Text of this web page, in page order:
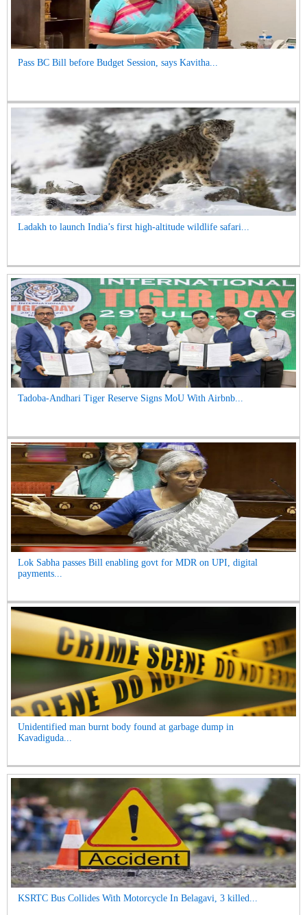
Pass BC Bill before Budget Session, says Kavitha...
Ladakh to launch India’s first high-altitude wildlife safari...
Tadoba-Andhari Tiger Reserve Signs MoU With Airbnb...
Lok Sabha passes Bill enabling govt for MDR on UPI, digital
payments...
Unidentified man burnt body found at garbage dump in
Kavadiguda...
KSRTC Bus Collides With Motorcycle In Belagavi, 3 killed...